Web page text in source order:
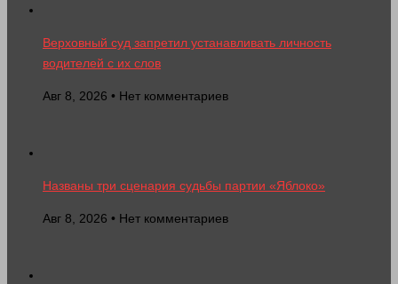
Верховный суд запретил устанавливать личность
водителей с их слов
Авг 8, 2026 • Нет комментариев
Названы три сценария судьбы партии «Яблоко»
Авг 8, 2026 • Нет комментариев